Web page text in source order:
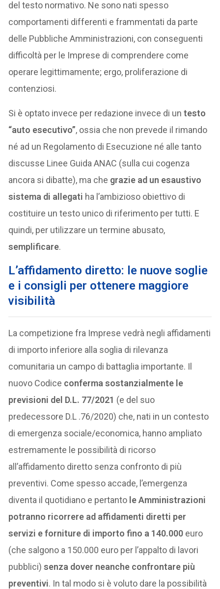
del testo normativo. Ne sono nati spesso
comportamenti differenti e frammentati da parte
delle Pubbliche Amministrazioni, con conseguenti
difficoltà per le Imprese di comprendere come
operare legittimamente; ergo, proliferazione di
contenziosi.
Si è optato invece per redazione invece di untesto
“auto esecutivo”, ossia che non prevede il rimando
né ad un Regolamento di Esecuzione né alle tanto
discusse Linee Guida ANAC (sulla cui cogenza
ancora si dibatte), ma che grazie ad un esaustivo
sistema di allegati ha l’ambizioso obiettivo di
costituire un testo unico di riferimento per tutti. E
quindi, per utilizzare un termine abusato,
semplificare.
L’affidamento diretto: le nuove soglie
e i consigli per ottenere maggiore
visibilità
La competizione fra Imprese vedrà negli affidamenti
di importo inferiore alla soglia di rilevanza
comunitaria un campo di battaglia importante. Il
nuovo Codice conferma sostanzialmente le
previsioni del D.L. 77/2021 (e del suo
predecessore D.L .76/2020) che, nati in un contesto
di emergenza sociale/economica, hanno ampliato
estremamente le possibilità di ricorso
all’affidamento diretto senza confronto di più
preventivi. Come spesso accade, l’emergenza
diventa il quotidiano e pertanto le Amministrazioni
potranno ricorrere ad affidamenti diretti per
servizi e forniture di importo fino a 140.000 euro
(che salgono a 150.000 euro per l’appalto di lavori
pubblici)senza dover neanche confrontare più
preventivi. In tal modo si è voluto dare la possibilità